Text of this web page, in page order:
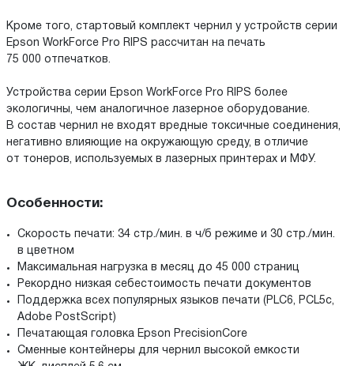
Кроме того, стартовый комплект чернил у устройств серии
Epson WorkForce Pro RIPS рассчитан на печать
75 000 отпечатков.
Устройства серии Epson WorkForce Pro RIPS более
экологичны, чем аналогичное лазерное оборудование.
В состав чернил не входят вредные токсичные соединения,
негативно влияющие на окружающую среду, в отличие
от тонеров, используемых в лазерных принтерах и МФУ.
Особенности:
Скорость печати: 34 стр./мин. в ч/б режиме и 30 стр./мин.
в цветном
Максимальная нагрузка в месяц до 45 000 страниц
Рекордно низкая себестоимость печати документов
Поддержка всех популярных языков печати (PLC6, PCL5c,
Adobe PostScript)
Печатающая головка Epson PrecisionCore
Сменные контейнеры для чернил высокой емкости